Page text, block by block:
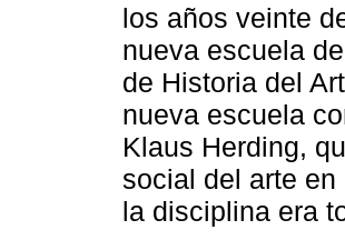
los años veinte
nueva escuela
de Historia del
nueva escuela
Klaus Herding,
social del arte
la disciplina era